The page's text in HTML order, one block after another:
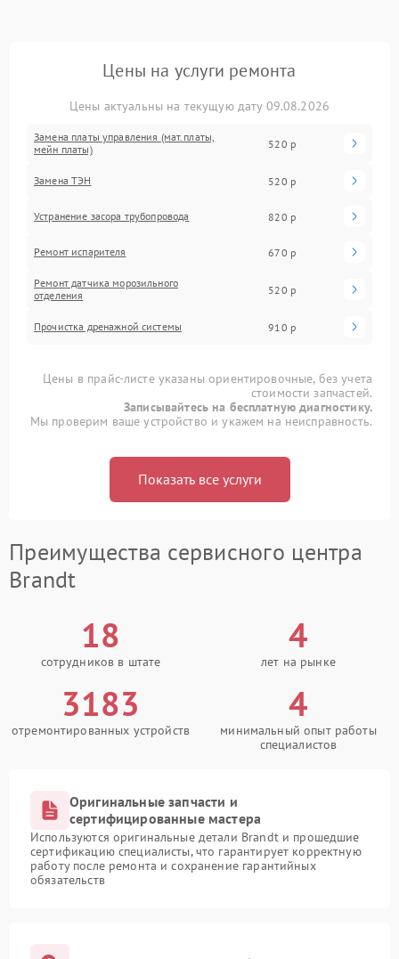
Цены на услуги ремонта
Цены актуальны на текущую дату 09.08.2026
Замена платы управления (мат.платы,
мейн платы)
520 р
Замена ТЭН 520 р
Устранение засора трубопровода 820 р
Ремонт испарителя 670 р
Ремонт датчика морозильного
отделения
520 р
Прочистка дренажной системы 910 р
Цены в прайс-листе указаны ориентировочные, без учета
стоимости запчастей.
Записывайтесь на бесплатную диагностику.
Мы проверим ваше устройство и укажем на неисправность.
Показать все услуги
Преимущества сервисного центра
Brandt
18
сотрудников в штате
4
лет на рынке
3183
отремонтированных устройств
4
минимальный опыт работы
специалистов
Оригинальные запчасти и
сертифицированные мастера
Используются оригинальные детали Brandt и прошедшие
сертификацию специалисты, что гарантирует корректную
работу после ремонта и сохранение гарантийных
обязательств